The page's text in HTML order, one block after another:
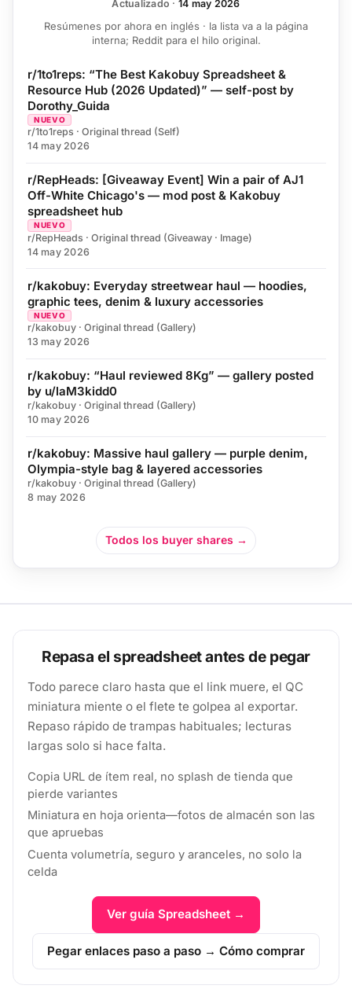
Actualizado · 14 may 2026
Resúmenes por ahora en inglés · la lista va a la página
interna; Reddit para el hilo original.
r/1to1reps: “The Best Kakobuy Spreadsheet &
Resource Hub (2026 Updated)” — self-post by
Dorothy_Guida
NUEVO
r/1to1reps · Original thread (Self)
14 may 2026
r/RepHeads: [Giveaway Event] Win a pair of AJ1
Off-White Chicago's — mod post & Kakobuy
spreadsheet hub
NUEVO
r/RepHeads · Original thread (Giveaway · Image)
14 may 2026
r/kakobuy: Everyday streetwear haul — hoodies,
graphic tees, denim & luxury accessories
NUEVO
r/kakobuy · Original thread (Gallery)
13 may 2026
r/kakobuy: “Haul reviewed 8Kg” — gallery posted
by u/laM3kidd0
r/kakobuy · Original thread (Gallery)
10 may 2026
r/kakobuy: Massive haul gallery — purple denim,
Olympia-style bag & layered accessories
r/kakobuy · Original thread (Gallery)
8 may 2026
Todos los buyer shares →
Repasa el spreadsheet antes de pegar
Todo parece claro hasta que el link muere, el QC
miniatura miente o el flete te golpea al exportar.
Repaso rápido de trampas habituales; lecturas
largas solo si hace falta.
Copia URL de ítem real, no splash de tienda que
pierde variantes
Miniatura en hoja orienta—fotos de almacén son las
que apruebas
Cuenta volumetría, seguro y aranceles, no solo la
celda
Ver guía Spreadsheet →
Pegar enlaces paso a paso → Cómo comprar